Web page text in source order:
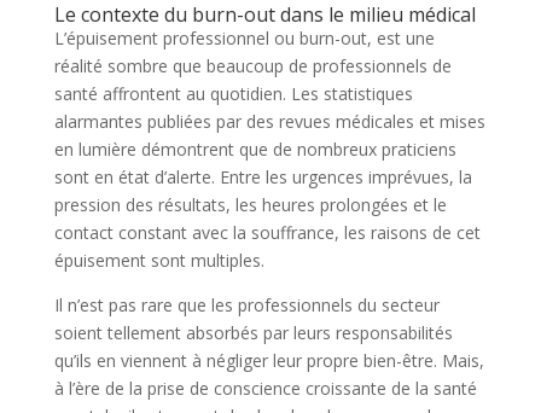
Le contexte du burn-out dans le milieu médical
L’épuisement professionnel ou burn-out, est une
réalité sombre que beaucoup de professionnels de
santé affrontent au quotidien. Les statistiques
alarmantes publiées par des revues médicales et mises
en lumière démontrent que de nombreux praticiens
sont en état d’alerte. Entre les urgences imprévues, la
pression des résultats, les heures prolongées et le
contact constant avec la souffrance, les raisons de cet
épuisement sont multiples.
Il n’est pas rare que les professionnels du secteur
soient tellement absorbés par leurs responsabilités
qu’ils en viennent à négliger leur propre bien-être. Mais,
à l’ère de la prise de conscience croissante de la santé